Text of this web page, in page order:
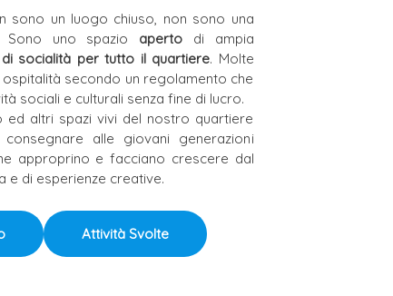
sono un luogo chiuso, non sono una
Sono uno spazio aperto di ampia
socialità per tutto il quartiere. Molte
secondo un regolamento che
sociali e culturali senza fine di lucro.
ed altri spazi vivi del nostro quartiere
alle giovani generazioni
approprino e facciano crescere dal
e di esperienze creative.
Attività Svolte